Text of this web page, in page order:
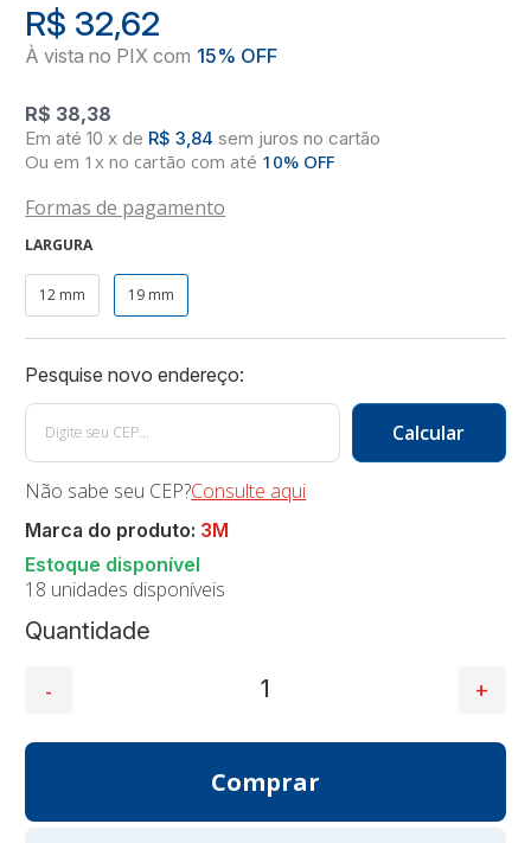
R$ 38,38
R$ 32,62
10 x de R$ 3,84 sem juros no cartão
Ou em 1x no cartão com até 10% OFF
Formas de pagamento
LARGURA
12 mm 19 mm
Quantidade
Não sabe seu CEP?Consulte aqui
18 unidades disponíveis
Marca do produto: 3M